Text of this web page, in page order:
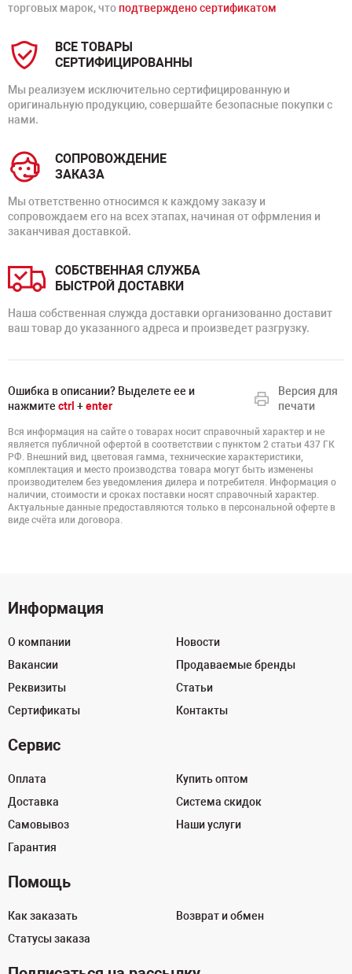
торговых марок, что подтверждено сертификатом
ВСЕ ТОВАРЫ
СЕРТИФИЦИРОВАННЫ
Мы реализуем исключительно сертифицированную и
оригинальную продукцию, совершайте безопасные покупки с
нами.
СОПРОВОЖДЕНИЕ
ЗАКАЗА
Мы ответственно относимся к каждому заказу и
сопровождаем его на всех этапах, начиная от офрмления и
заканчивая доставкой.
СОБСТВЕННАЯ СЛУЖБА
БЫСТРОЙ ДОСТАВКИ
Наша собственная служда доставки организованно доставит
ваш товар до указанного адреса и произведет разгрузку.
Ошибка в описании? Выделете ее и
нажмите ctrl +enter
Версия для
печати
Вся информация на сайте о товарах носит справочный характер и не
является публичной офертой в соответствии с пунктом 2 статьи 437 ГК
РФ. Внешний вид, цветовая гамма, технические характеристики,
комплектация и место производства товара могут быть изменены
производителем без уведомления дилера и потребителя. Информация о
наличии, стоимости и сроках поставки носят справочный характер.
Актуальные данные предоставляются только в персональной оферте в
виде счёта или договора.
Информация
О компании
Вакансии
Реквизиты
Сертификаты
Новости
Продаваемые бренды
Статьи
Контакты
Сервис
Оплата
Доставка
Самовывоз
Гарантия
Купить оптом
Система скидок
Наши услуги
Помощь
Как заказать
Статусы заказа
Возврат и обмен